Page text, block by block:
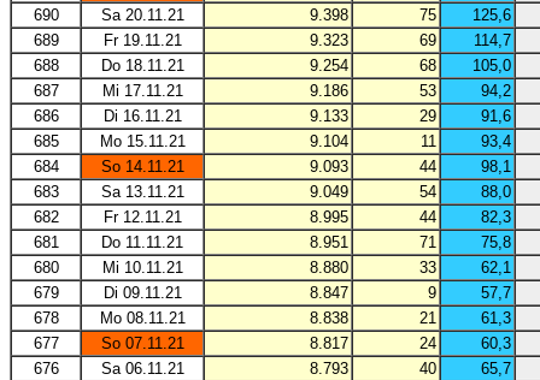
690
Sa 20.11.21 9.398 75
125,6
689
Fr 19.11.21 9.323 69
114,7
688
Do 18.11.21 9.254 68
105,0
687
Mi 17.11.21 9.186 53
94,2
686
Di 16.11.21 9.133 29
91,6
685
Mo 15.11.21 9.104 11
93,4
684
So 14.11.21 9.093 44
98,1
683
Sa 13.11.21 9.049 54
88,0
682
Fr 12.11.21 8.995 44
82,3
681
Do 11.11.21 8.951 71
75,8
680
Mi 10.11.21 8.880 33
62,1
679
Di 09.11.21 8.847 9
57,7
678
Mo 08.11.21 8.838 21
61,3
677
So 07.11.21 8.817 24
60,3
676
Sa 06.11.21 8.793 40
65,7